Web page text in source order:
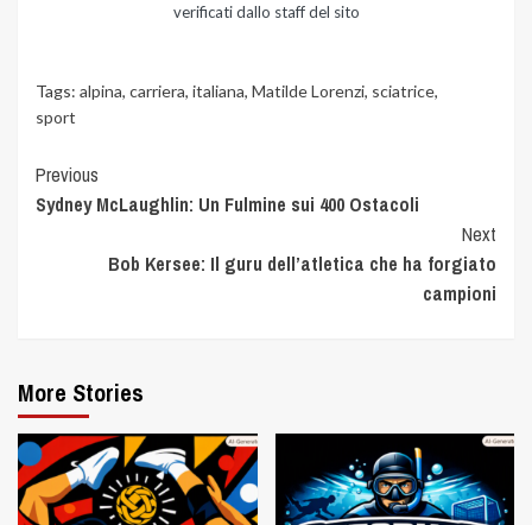
verificati dallo staff del sito
Tags: alpina, carriera, italiana, Matilde Lorenzi, sciatrice,
sport
Previous
Sydney McLaughlin: Un Fulmine sui 400 Ostacoli
Next
Bob Kersee: Il guru dell’atletica che ha forgiato
campioni
More Stories